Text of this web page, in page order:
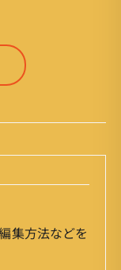
集方法などを